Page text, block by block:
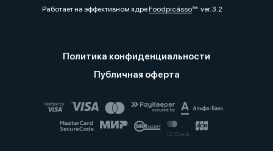
Работает на эффективном ядреFoodpicássover. 3.2
Политика конфиденциальности
Публичная оферта